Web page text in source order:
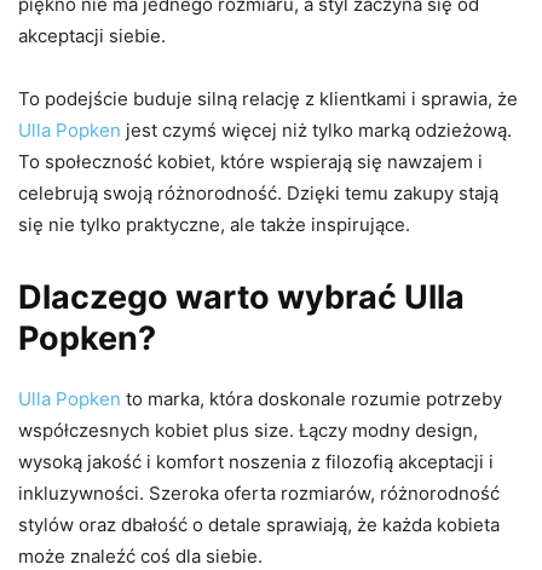
piękno nie ma jednego rozmiaru, a styl zaczyna się od
akceptacji siebie.
To podejście buduje silną relację z klientkami i sprawia, że
Ulla Popken jest czymś więcej niż tylko marką odzieżową.
To społeczność kobiet, które wspierają się nawzajem i
celebrują swoją różnorodność. Dzięki temu zakupy stają
się nie tylko praktyczne, ale także inspirujące.
Dlaczego warto wybrać Ulla
Popken?
Ulla Popken to marka, która doskonale rozumie potrzeby
współczesnych kobiet plus size. Łączy modny design,
wysoką jakość i komfort noszenia z filozofią akceptacji i
inkluzywności. Szeroka oferta rozmiarów, różnorodność
stylów oraz dbałość o detale sprawiają, że każda kobieta
może znaleźć coś dla siebie.